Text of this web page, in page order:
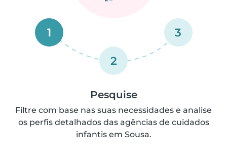
1
2
3
Pesquise
Filtre com base nas suas necessidades e analise
os perfis detalhados das agências de cuidados
infantis em Sousa.